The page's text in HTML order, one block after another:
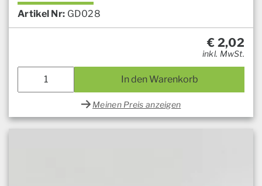
Artikel Nr: GD028
€ 2,02
inkl. MwSt.
In den Warenkorb
Meinen Preis anzeigen